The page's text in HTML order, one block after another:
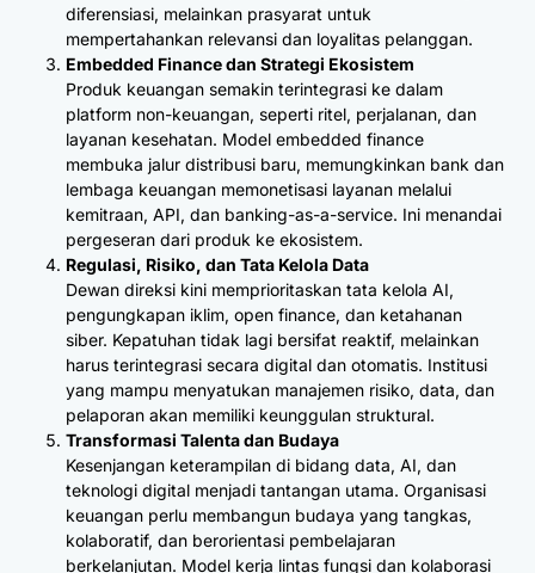
diferensiasi, melainkan prasyarat untuk
mempertahankan relevansi dan loyalitas pelanggan.
Embedded Finance dan Strategi Ekosistem
Produk keuangan semakin terintegrasi ke dalam
platform non-keuangan, seperti ritel, perjalanan, dan
layanan kesehatan. Model embedded finance
membuka jalur distribusi baru, memungkinkan bank dan
lembaga keuangan memonetisasi layanan melalui
kemitraan, API, dan banking-as-a-service. Ini menandai
pergeseran dari produk ke ekosistem.
Regulasi, Risiko, dan Tata Kelola Data
Dewan direksi kini memprioritaskan tata kelola AI,
pengungkapan iklim, open finance, dan ketahanan
siber. Kepatuhan tidak lagi bersifat reaktif, melainkan
harus terintegrasi secara digital dan otomatis. Institusi
yang mampu menyatukan manajemen risiko, data, dan
pelaporan akan memiliki keunggulan struktural.
Transformasi Talenta dan Budaya
Kesenjangan keterampilan di bidang data, AI, dan
teknologi digital menjadi tantangan utama. Organisasi
keuangan perlu membangun budaya yang tangkas,
kolaboratif, dan berorientasi pembelajaran
berkelanjutan. Model kerja lintas fungsi dan kolaborasi